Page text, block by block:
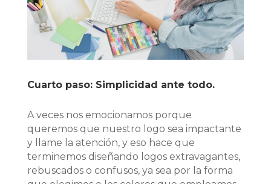
Cuarto paso: Simplicidad ante todo.
A veces nos emocionamos porque
queremos que nuestro logo sea impactante
y llame la atención, y eso hace que
terminemos diseñando logos extravagantes,
rebuscados o confusos, ya sea por la forma